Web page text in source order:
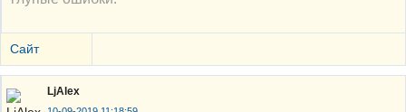
Сайт
LjAlex